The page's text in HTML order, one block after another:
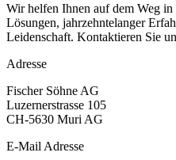
Wir helfen Ihnen auf dem Weg
Lösungen, jahrzehntelanger
Leidenschaft. Kontaktieren Sie
Adresse
Fischer Söhne AG
Luzernerstrasse 105
CH-5630 Muri AG
E-Mail Adresse